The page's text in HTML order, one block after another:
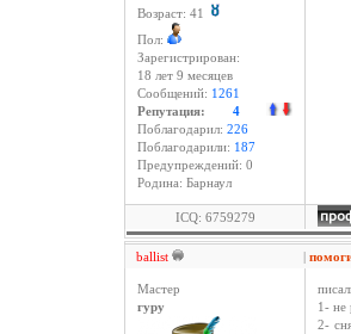
Возраст: 41
Пол:
Зарегистрирован:
18 лет 9 месяцев
Сообщений: 1261
Репутация: 4
Поблагодарил: 226
Поблагодарили: 187
Предупреждений: 0
Родина: Барнаул
ICQ: 6759279
ballist |
Мастер
гуру
1- не
2-